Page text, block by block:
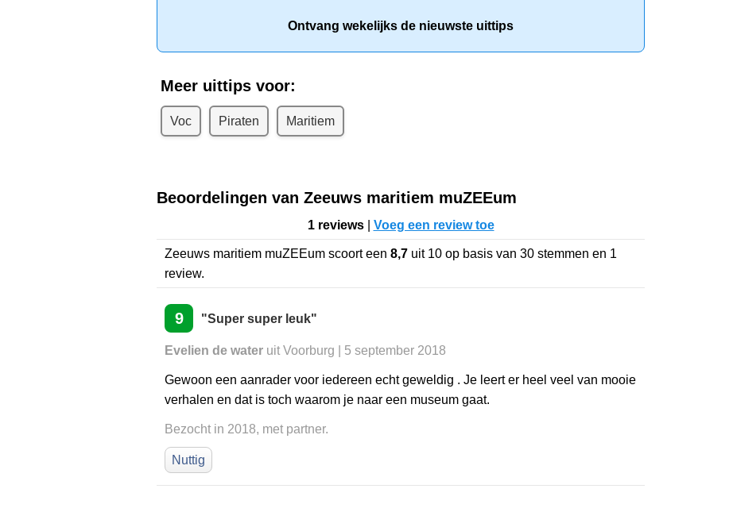
Ontvang wekelijks de nieuwste uittips
Meer uittips voor:
Voc Piraten Maritiem
Beoordelingen van Zeeuws maritiem muZEEum
1 reviews| Voeg een review toe
Zeeuws maritiem muZEEum scoort een 8,7 uit 10 op basis van 30 stemmen en 1
review.
9 "Super super leuk"
Evelien de water uit Voorburg | 5 september 2018
Gewoon een aanrader voor iedereen echt geweldig . Je leert er heel veel van mooie
verhalen en dat is toch waarom je naar een museum gaat.
Bezocht in 2018, met partner.
Nuttig